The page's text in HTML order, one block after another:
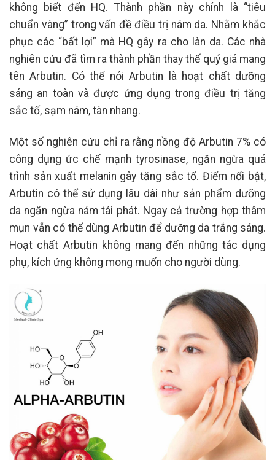
không biết đến HQ. Thành phần này chính là “tiêu
chuẩn vàng” trong vấn đề điều trị nám da. Nhằm khắc
phục các “bất lợi” mà HQ gây ra cho làn da. Các nhà
nghiên cứu đã tìm ra thành phần thay thế quý giá mang
tên Arbutin. Có thể nói Arbutin là hoạt chất dưỡng
sáng an toàn và được ứng dụng trong điều trị tăng
sắc tố, sạm nám, tàn nhang.
Một số nghiên cứu chỉ ra rằng nồng độ Arbutin 7% có
công dụng ức chế mạnh tyrosinase, ngăn ngừa quá
trình sản xuất melanin gây tăng sắc tố. Điểm nổi bật,
Arbutin có thể sử dụng lâu dài như sản phẩm dưỡng
da ngăn ngừa nám tái phát. Ngay cả trường hợp thâm
mụn vẫn có thể dùng Arbutin để dưỡng da trắng sáng.
Hoạt chất Arbutin không mang đến những tác dụng
phụ, kích ứng không mong muốn cho người dùng.